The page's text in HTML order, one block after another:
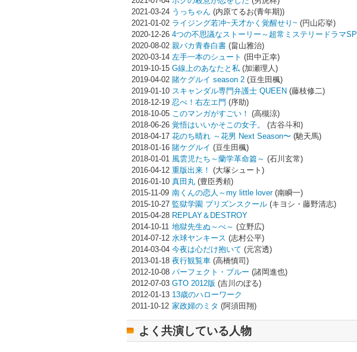
2021-03-24 うっちゃん (内原てるお(青年期))
2021-01-02 ライジング若冲~天才かく覚醒せり~ (円山応挙)
2020-12-26 4つの不思議なストーリー～超常ミステリードラマSP
2020-08-02 親バカ青春白書 (畠山雅治)
2020-03-14 左手一本のシュート (田中正幸)
2019-10-15 G線上のあなたと私 (加瀬理人)
2019-04-02 賭ケグルイ season 2 (豆生田楓)
2019-01-10 スキャンダル専門弁護士 QUEEN (藤枝修二)
2018-12-19 忍べ！右左エ門 (序助)
2018-10-05 このマンガがすごい！ (高槻涼)
2018-06-26 覚悟はいいかそこの女子。 (古谷斗和)
2018-04-17 花のち晴れ ～花男 Next Season〜 (馳天馬)
2018-01-16 賭ケグルイ (豆生田楓)
2018-01-01 風雲児たち～蘭学革命篇～ (石川玄常)
2016-04-12 重版出来！ (大塚シュート)
2016-01-10 真田丸 (豊臣秀頼)
2015-11-09 南くんの恋人～my little lover(南瞬一)
2015-10-27 監獄学園 プリズンスクール (キヨシ・藤野清志)
2015-04-28 REPLAY＆DESTROY
2014-10-11 地獄先生ぬ～べ～ (立野広)
2014-07-12 水球ヤンキース (志村公平)
2014-03-04 今夜は心だけ抱いて (元宮透)
2013-01-18 夜行観覧車 (高橋慎司)
2012-10-08 パーフェクト・ブルー (諸岡進也)
2012-07-03 GTO 2012版 (吉川のぼる)
2012-01-13 13歳のハローワーク
2011-10-12 家政婦のミタ (阿須田翔)
よく共演している人物